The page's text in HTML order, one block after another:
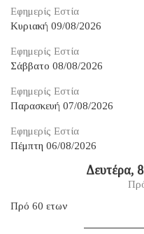
Εφημερίς Εστία
Κυριακή 09/08/2026
Εφημερίς Εστία
Σάββατο 08/08/2026
Εφημερίς Εστία
Παρασκευή 07/08/2026
Εφημερίς Εστία
Πέμπτη 06/08/2026
Δευτέρα,
Πρό 60 ετων